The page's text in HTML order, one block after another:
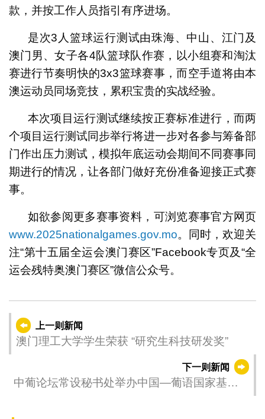
款，并按工作人员指引有序进场。
是次3人篮球运行测试由珠海、中山、江门及
澳门男、女子各4队篮球队作赛，以小组赛和淘汰
赛进行节奏明快的3x3篮球赛事，而空手道将由本
澳运动员同场竞技，累积宝贵的实战经验。
本次项目运行测试继续按正赛标准进行，而两
个项目运行测试同步举行将进一步对各参与筹备部
门作出压力测试，模拟年底运动会期间不同赛事同
期进行的情况，让各部门做好充份准备迎接正式赛
事。
如欲参阅更多赛事资料，可浏览赛事官方网页
www.2025nationalgames.gov.mo。同时，欢迎关
注“第十五届全运会澳门赛区”Facebook专页及“全
运会残特奥澳门赛区”微信公众号。
上一则新闻
澳门理工大学学生荣获 “研究生科技研发奖”
下一则新闻
中葡论坛常设秘书处举办中国—葡语国家基础